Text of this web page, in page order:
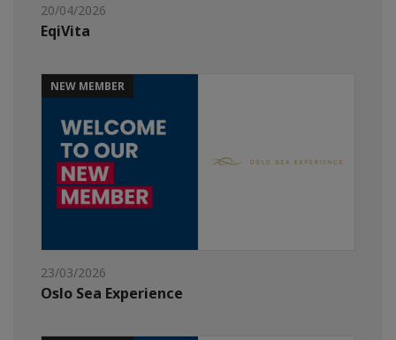
20/04/2026
EqiVita
NEW MEMBER
23/03/2026
Oslo Sea Experience